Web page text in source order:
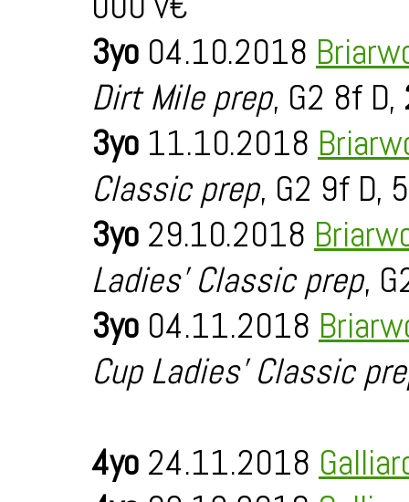
3yo 04.10.2018
Dirt Mile prep, G2 8f D,
3yo 11.10.2018
Classic prep, G2 9f D,
3yo 29.10.2018
Ladies' Classic prep,
3yo 04.11.2018
Cup Ladies' Classic
4yo 24.11.2018